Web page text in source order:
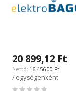
20 899,12 Ft
16 456,00 Ft
/ egységenként
Rating: